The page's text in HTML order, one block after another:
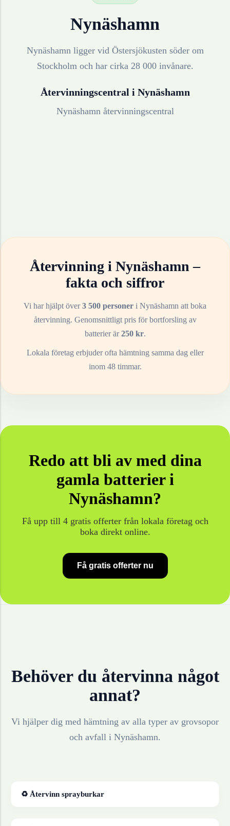
Nynäshamn
Nynäshamn ligger vid Östersjökusten söder om
Stockholm och har cirka 28 000 invånare.
Återvinningscentral i Nynäshamn
Nynäshamn återvinningscentral
Återvinning i Nynäshamn–
fakta och siffror
Vi har hjälpt över3 500 personer i Nynäshamn att boka
återvinning. Genomsnittligt pris för bortforsling av
batterierär250kr.
Lokala företag erbjuder ofta hämtning samma dag eller
inom 48 timmar.
Redo att bli av med dina
gamla batterieri
Nynäshamn?
Få upp till 4 gratis offerter från lokala företag och
boka direkt online.
Få gratis offerter nu
Behöver du återvinna något
annat?
Vi hjälper dig med hämtning av alla typer av grovsopor
och avfall i Nynäshamn.
♻ Återvinn sprayburkar